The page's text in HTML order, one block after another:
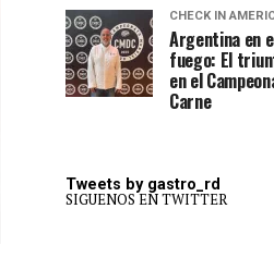
CHECK IN
Argentina en
fuego: El
en el
Carne
Tweets by gastro_rd
SIGUENOS EN TWITTER